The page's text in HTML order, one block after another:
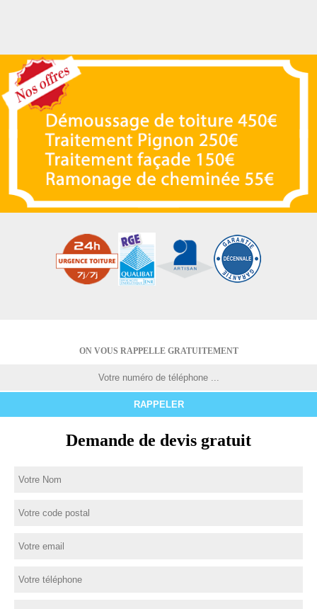
ON VOUS RAPPELLE GRATUITEMENT
Demande de devis gratuit